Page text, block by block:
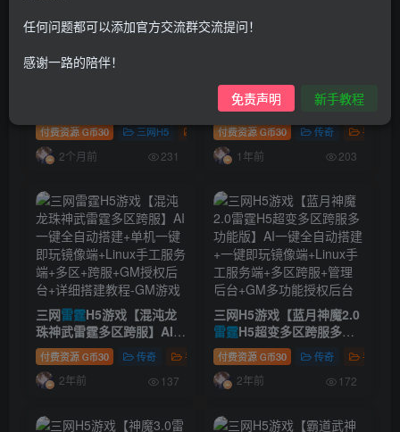
变版】AI一键全自动搭建
+管理后台+GM分级授权后
台+简易安卓客户端
付费资源 G币30 三网H5 传奇 手游资源
2个月前 231
三网H5游戏【雷霆 H5之三
界传奇多区跨服超变版】AI
一键全自动搭建+Linux手
工服务端+管理后台+GM分
级授权后台+简易安卓客户
程
付费资源 G币30 传奇 手游资
1年前 203
三网雷霆H5游戏【混沌龙
珠神武雷霆多区跨服】AI一
键全自动搭建+单机一键即
玩镜像端+Linux手工服务
端+多区+跨服+GM授权后
付费资源 G币30 传奇 手游资源 网页H5
2年前 137
三网H5游戏【蓝月神魔2.0
雷霆H5超变多区跨服多功
能版】AI一键全自动搭建
+一键即玩镜像端+Linux手
工服务端+多区跨服+管理
+详细搭建教程
付费资源 G币30 传奇 手游资
2年前 172
任何问题都可以添加官方交流群交流提问！
感谢一路的陪伴！
免责声明 新手教程